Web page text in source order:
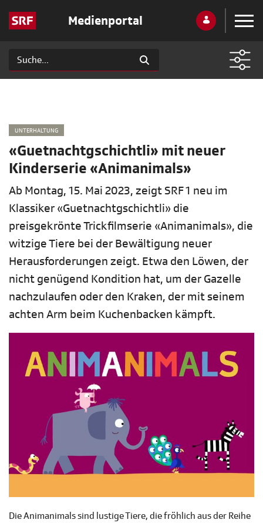
Medienportal
UNTERHALTUNG
«Guetnachtgschichtli» mit neuer
Kinderserie «Animanimals»
Ab Montag, 15. Mai 2023, zeigt SRF 1 neu im
Klassiker «Guetnachtgschichtli» die
preisgekrönte Trickfilmserie «Animanimals», die
witzige Tiere bei der Bewältigung neuer
Herausforderungen zeigt. Etwa den Löwen, der
nicht genügend Kondition hat, um der Gazelle
nachzulaufen oder den Kraken, der mit seinem
achten Arm beim Kuchenbacken kämpft.
Die Animanimals sind lustige Tiere, die fröhlich aus der Reihe